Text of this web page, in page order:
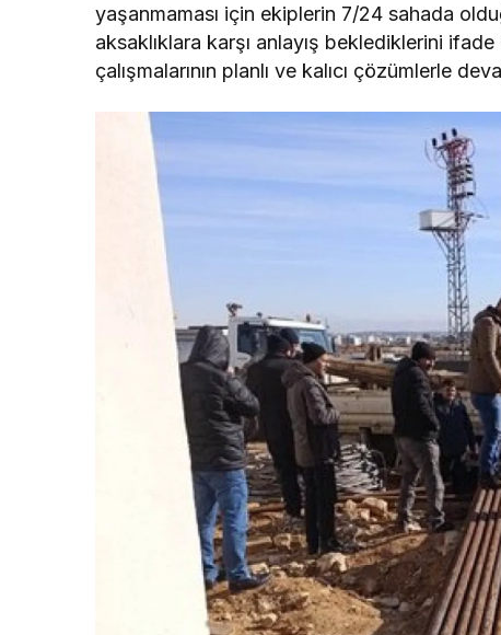
yaşanmaması için ekiplerin 7/24 sahada
aksaklıklara karşı anlayış beklediklerini
çalışmalarının planlı ve kalıcı çözümlerle